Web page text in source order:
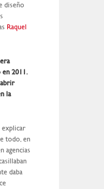
diseño
Raquel
2011.
la
explicar
todo, en
agencias
daba